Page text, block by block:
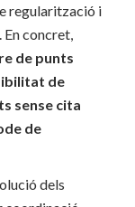
regularització i
concret,
de punts
de
sense cita
de
dels